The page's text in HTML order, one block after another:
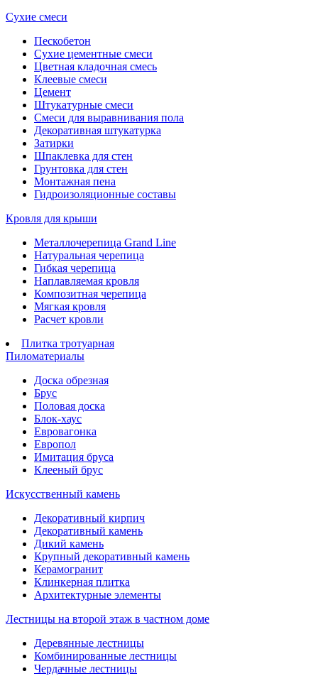
Сухие смеси
Пескобетон
Сухие цементные смеси
Цветная кладочная смесь
Клеевые смеси
Цемент
Штукатурные смеси
Смеси для выравнивания пола
Декоративная штукатурка
Затирки
Шпаклевка для стен
Грунтовка для стен
Монтажная пена
Гидроизоляционные составы
Кровля для крыши
Металлочерепица Grand Line
Натуральная черепица
Гибкая черепица
Наплавляемая кровля
Композитная черепица
Мягкая кровля
Расчет кровли
Плитка тротуарная
Пиломатериалы
Доска обрезная
Брус
Половая доска
Блок-хаус
Евровагонка
Европол
Имитация бруса
Клееный брус
Искусственный камень
Декоративный кирпич
Декоративный камень
Дикий камень
Крупный декоративный камень
Керамогранит
Клинкерная плитка
Архитектурные элементы
Лестницы на второй этаж в частном доме
Деревянные лестницы
Комбинированные лестницы
Чердачные лестницы